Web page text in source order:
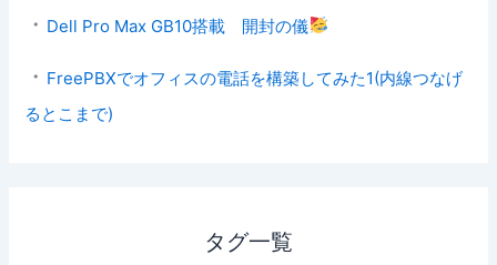
Dell Pro Max GB10搭載 開封の儀
FreePBXでオフィスの電話を構築してみた1(内線つなげ
るとこまで)
タグ一覧